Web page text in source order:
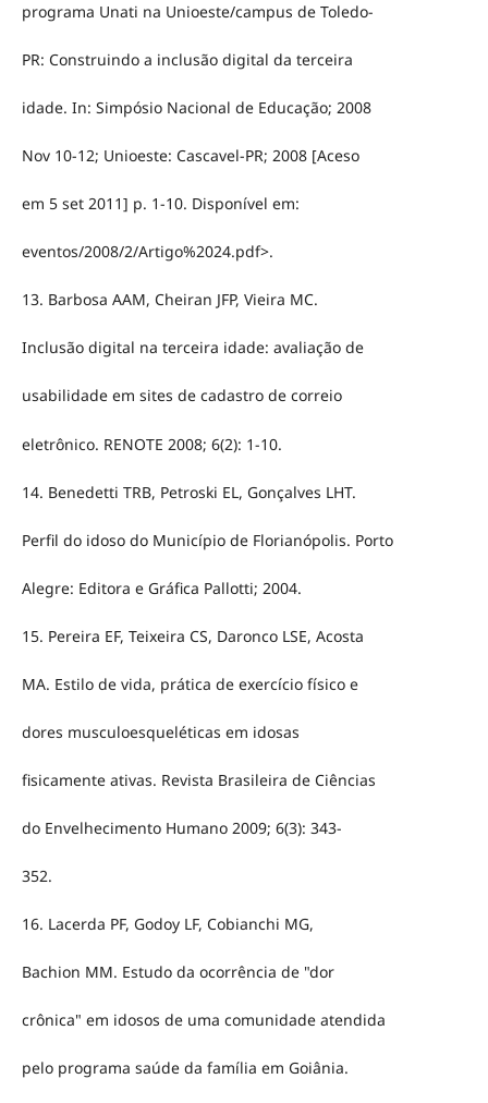
programa Unati na Unioeste/campus de Toledo-
PR: Construindo a inclusão digital da terceira
idade. In: Simpósio Nacional de Educação; 2008
Nov 10-12; Unioeste: Cascavel-PR; 2008 [Aceso
em 5 set 2011] p. 1-10. Disponível em:
eventos/2008/2/Artigo%2024.pdf>.
13. Barbosa AAM, Cheiran JFP, Vieira MC.
Inclusão digital na terceira idade: avaliação de
usabilidade em sites de cadastro de correio
eletrônico. RENOTE 2008; 6(2): 1-10.
14. Benedetti TRB, Petroski EL, Gonçalves LHT.
Perfil do idoso do Município de Florianópolis. Porto
Alegre: Editora e Gráfica Pallotti; 2004.
15. Pereira EF, Teixeira CS, Daronco LSE, Acosta
MA. Estilo de vida, prática de exercício físico e
dores musculoesqueléticas em idosas
fisicamente ativas. Revista Brasileira de Ciências
do Envelhecimento Humano 2009; 6(3): 343-
352.
16. Lacerda PF, Godoy LF, Cobianchi MG,
Bachion MM. Estudo da ocorrência de "dor
crônica" em idosos de uma comunidade atendida
pelo programa saúde da família em Goiânia.